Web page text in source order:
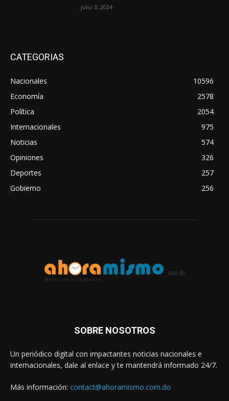
julio 3, 2024
CATEGORIAS
Nacionales
10596
Economía
2578
Política
2054
Internacionales
975
Noticias
574
Opiniones
326
Deportes
257
Gobierno
256
SOBRE NOSOTROS
Un periódico digital con impactantes noticias nacionales e
internacionales, dale al enlace y te mantendrá informado 24/7.
Más información: contact@ahoramismo.com.do